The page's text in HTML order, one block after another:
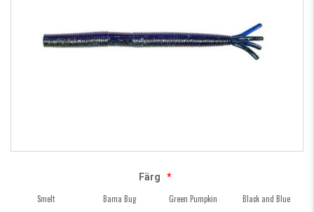
Färg
*
Smelt
Bama Bug Green Pumpkin Black and Blue